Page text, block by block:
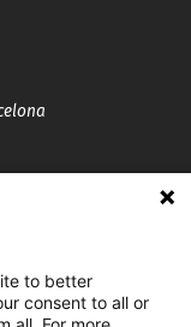
to better
consent to all or